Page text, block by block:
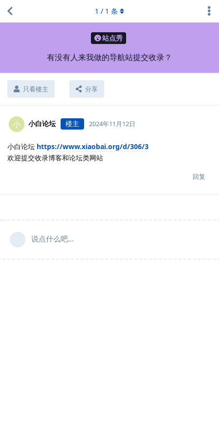
站点秀
有没有人来我做的导航站提交收录？
只看楼主 分享
1 / 1 条
小 小白论坛 楼主 2024年11月12日
小白论坛 https://www.xiaobai.org/d/306/3
欢迎提交收录博客和论坛类网站
回复
说点什么吧...